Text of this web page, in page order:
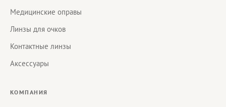
Медицинские оправы
Линзы для очков
Контактные линзы
Аксессуары
КОМПАНИЯ